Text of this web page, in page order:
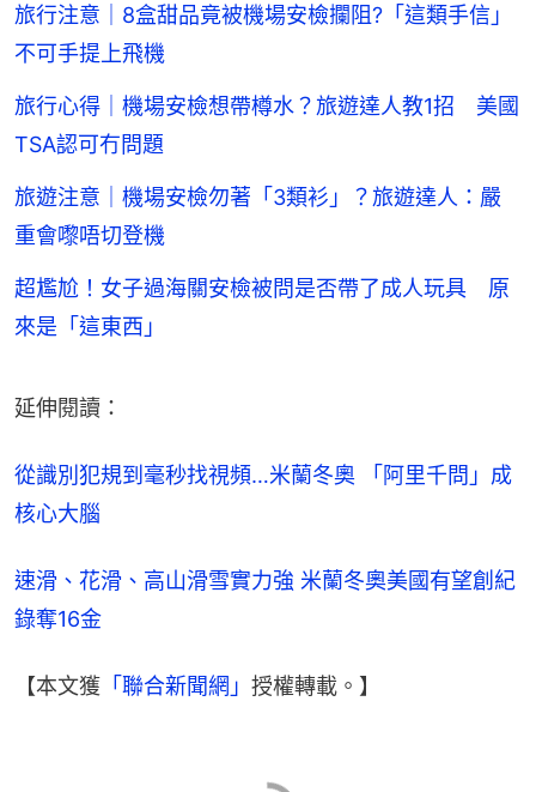
旅行注意｜8盒甜品竟被機場安檢攔阻?「這類手信」
不可手提上飛機
旅行心得｜機場安檢想帶樽水？旅遊達人教1招 美國
TSA認可冇問題
旅遊注意｜機場安檢勿著「3類衫」？旅遊達人：嚴
重會嚟唔切登機
超尷尬！女子過海關安檢被問是否帶了成人玩具 原
來是「這東西」
延伸閱讀：
從識別犯規到毫秒找視頻…米蘭冬奧 「阿里千問」成
核心大腦
速滑、花滑、高山滑雪實力強 米蘭冬奧美國有望創紀
錄奪16金
【本文獲 「聯合新聞網」 授權轉載。】